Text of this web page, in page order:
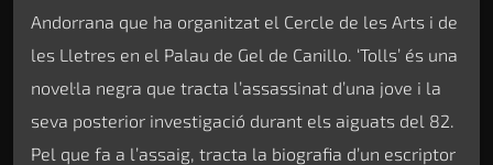
Andorrana que ha organitzat el Cercle de les Arts i de
les Lletres en el Palau de Gel de Canillo. ‘Tolls’ és una
novel·la negra que tracta l’assassinat d’una jove i la
seva posterior investigació durant els aiguats del 82.
Pel que fa a l’assaig, tracta la biografia d’un escriptor